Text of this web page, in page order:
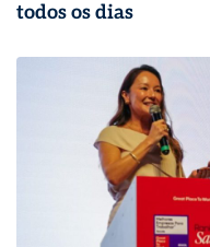
todos os dias